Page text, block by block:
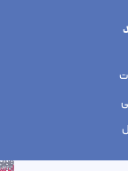
شرکت آینده نوین سام آسیا – طراحی و سئو